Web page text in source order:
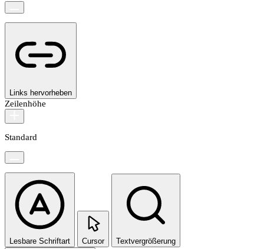
Links hervorheben
Zeilenhöhe
Standard
Lesbare Schriftart Cursor Textvergrößerung